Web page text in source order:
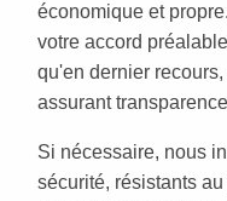
économique et
votre accord
qu'en dernier
assurant
Si nécessaire, nous
sécurité, résistants